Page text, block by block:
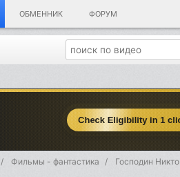
ОБМЕННИК ФОРУМ
Фильмы - фантастика Господин Никто